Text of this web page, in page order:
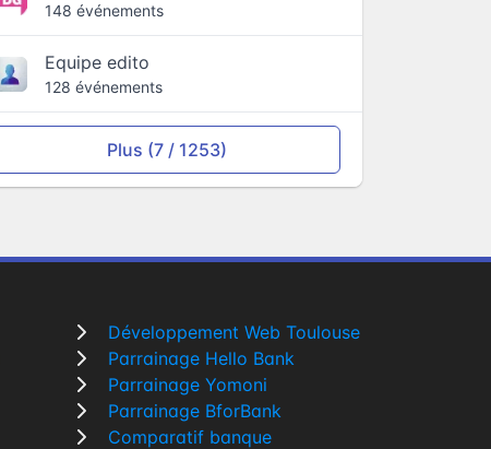
148 événements
Equipe edito
128 événements
Plus (7 / 1253)
Développement Web Toulouse
Parrainage Hello Bank
Parrainage Yomoni
Parrainage BforBank
Comparatif banque